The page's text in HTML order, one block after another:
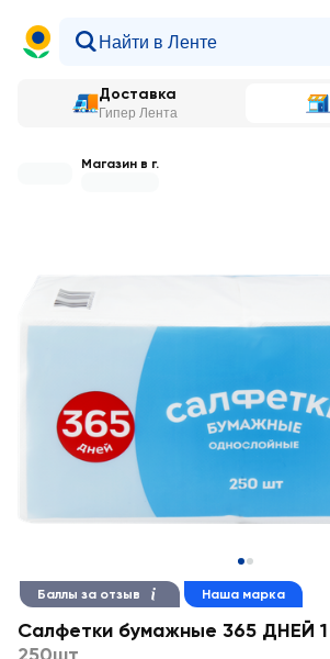
Доставка
Гипер Лента
Магазин в г.
Баллы за отзыв Наша марка
Салфетки бумажные 365 ДНЕЙ